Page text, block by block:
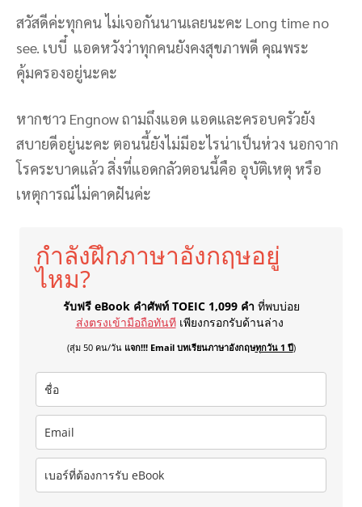
สวัสดีค่ะทุกคน ไม่เจอกันนานเลยนะคะ Long time no
see. เบบี๋ แอดหวังว่าทุกคนยังคงสุขภาพดี คุณพระ
คุ้มครองอยู่นะคะ
หากชาว Engnow ถามถึงแอด แอดและครอบครัวยัง
สบายดีอยู่นะคะ ตอนนี้ยังไม่มีอะไรน่าเป็นห่วง นอกจาก
โรคระบาดแล้ว สิ่งที่แอดกลัวตอนนี้คือ อุบัติเหตุ หรือ
เหตุการณ์ไม่คาดฝันค่ะ
กำลังฝึกภาษาอังกฤษอยู่
ไหม?
รับฟรี eBook คำศัพท์ TOEIC 1,099 คำ ที่พบบ่อย
ส่งตรงเข้ามือถือทันที เพียงกรอกรับด้านล่าง
(สุ่ม 50 คน/วัน แจก!!! Email บทเรียนภาษาอังกฤษทุกวัน 1 ปี)